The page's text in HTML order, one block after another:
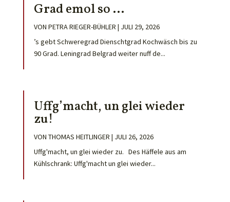
Grad emol so …
VON PETRA RIEGER-BÜHLER | JULI 29, 2026
’s gebt Schweregrad Dienschtgrad Kochwäsch bis zu
90 Grad. Leningrad Belgrad weiter nuff de...
Uffg’macht, un glei wieder
zu!
VON THOMAS HEITLINGER | JULI 26, 2026
Uffg'macht, un glei wieder zu. Des Häffele aus am
Kühlschrank: Uffg'macht un glei wieder...